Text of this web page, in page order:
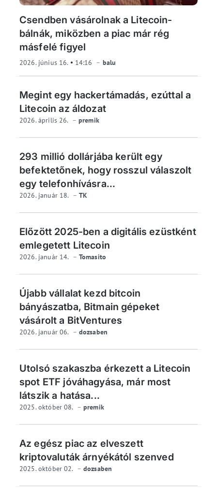
Csendben vásárolnak a Litecoin-
bálnák, miközben a piac már rég
másfelé figyel
2026. június 16. 14:16 balu
Megint egy hackertámadás, ezúttal a
Litecoin az áldozat
2026. április 26. premik
293 millió dollárjába került egy
befektetőnek, hogy rosszul válaszolt
egy telefonhívásra...
2026. január 18. TK
Előzött 2025-ben a digitális ezüstként
emlegetett Litecoin
2026. január 14. Tomasito
Újabb vállalat kezd bitcoin
bányászatba, Bitmain gépeket
vásárolt a BitVentures
2026. január 06. dozsaben
Utolsó szakaszba érkezett a Litecoin
spot ETF jóváhagyása, már most
látszik a hatása...
2025. október 08. premik
Az egész piac az elveszett
kriptovaluták árnyékától szenved
2025. október 02. dozsaben